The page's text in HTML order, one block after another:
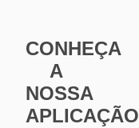
CONHEÇA
A
NOSSA
APLICAÇÃO